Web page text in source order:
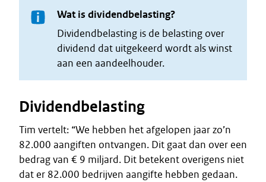
Wat is dividendbelasting?
Dividendbelasting is de belasting over
dividend dat uitgekeerd wordt als winst
aan een aandeelhouder.
Dividendbelasting
Tim vertelt: “We hebben het afgelopen jaar zo’n
82.000 aangiften ontvangen. Dit gaat dan over een
bedrag van € 9 miljard. Dit betekent overigens niet
dat er 82.000 bedrijven aangifte hebben gedaan.